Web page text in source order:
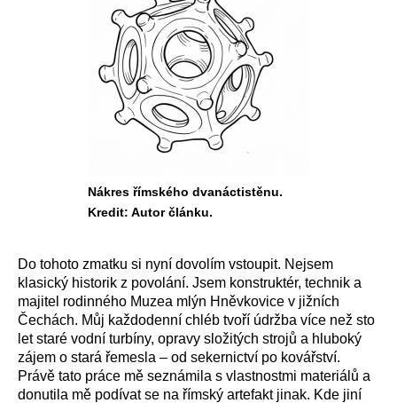
Nákres římského dvanáctistěnu.
Kredit: Autor článku.
Do tohoto zmatku si nyní dovolím vstoupit. Nejsem
klasický historik z povolání. Jsem konstruktér, technik a
majitel rodinného Muzea mlýn Hněvkovice v jižních
Čechách. Můj každodenní chléb tvoří údržba více než sto
let staré vodní turbíny, opravy složitých strojů a hluboký
zájem o stará řemesla – od sekernictví po kovářství.
Právě tato práce mě seznámila s vlastnostmi materiálů a
donutila mě podívat se na římský artefakt jinak. Kde jiní